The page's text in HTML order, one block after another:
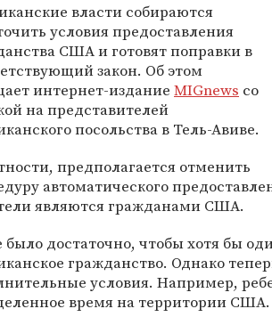
власти собираются
условия предоставления
США и готовят поправки в
закон. Об этом
интернет-издание MIGnews со
на представителей
посольства в Тель-Авиве.
предполагается отменить
автоматического
являются гражданами США.
было достаточно, чтобы хотя бы
гражданство. Однако
условия. Например,
время на территории США.